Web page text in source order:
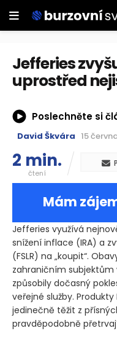
Jefferies
uprostřed
Poslechněte si
David Škvára 15
2 min.
čtení
Mám
Jefferies využívá
snížení inflace (IRA) a
(FSLR) na „koupit“.
zahraničním subjektům
způsobily dočasný
veřejné služby. Produkty
jedinečně těžit z
pravděpodobně